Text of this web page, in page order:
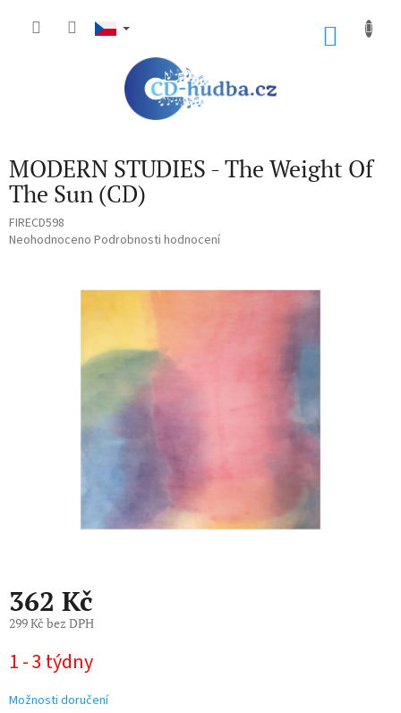
MODERN STUDIES - The Weight Of
The Sun (CD)
FIRECD598
Průměrné
Neohodnoceno Podrobnosti hodnocení
362 Kč
299 Kč bez DPH
cena:
1 - 3 týdny
Možnosti doručení